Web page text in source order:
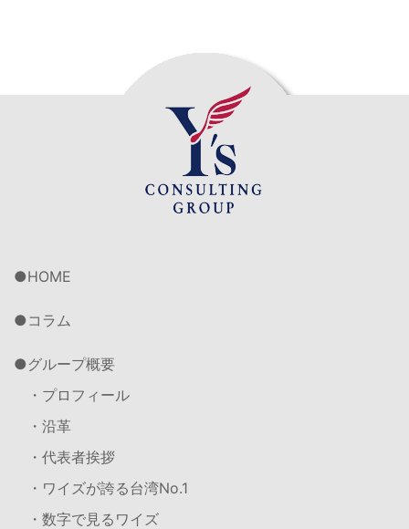
HOME
コラム
グループ概要
・プロフィール
・沿革
・代表者挨拶
・ワイズが誇る台湾No.1
・数字で見るワイズ